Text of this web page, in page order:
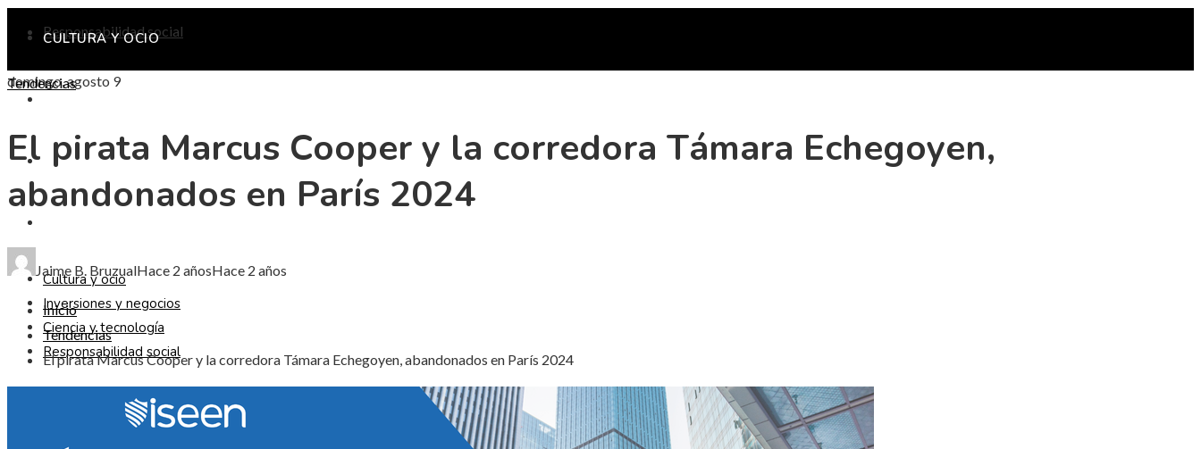
Responsabilidad social
domingo, agosto 9
CULTURA Y OCIO
CIENCIA Y TECNOLOGÍA
Cultura y ocio
Inversiones y negocios
Ciencia y tecnología
Responsabilidad social
Tendencias
El pirata Marcus Cooper y la corredora Támara Echegoyen,
abandonados en París 2024
Jaime B. BruzualHace 2 añosHace 2 años
Inicio
Tendencias
El pirata Marcus Cooper y la corredora Támara Echegoyen, abandonados en París 2024